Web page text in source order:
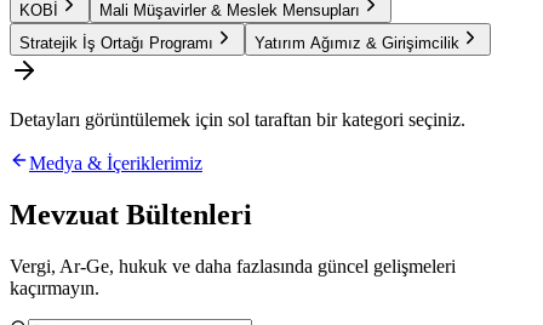
KOBİ
Mali Müşavirler & Meslek Mensupları
Stratejik İş Ortağı Programı
Yatırım Ağımız & Girişimcilik
Detayları görüntülemek için sol taraftan bir kategori seçiniz.
Medya & İçeriklerimiz
Mevzuat Bültenleri
Vergi, Ar-Ge, hukuk ve daha fazlasında güncel gelişmeleri
kaçırmayın.